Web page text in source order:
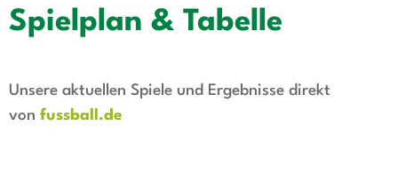
Spielplan & Tabelle
Unsere aktuellen Spiele und Ergebnisse direkt
von fussball.de